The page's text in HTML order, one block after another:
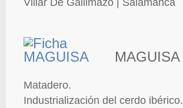
MAGUISA
Matadero.
Industrialización del cerdo ibérico.